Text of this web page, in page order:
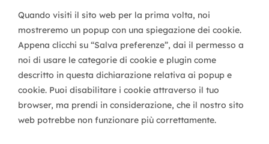
Quando visiti il sito web per la prima volta, noi
mostreremo un popup con una spiegazione dei cookie.
Appena clicchi su “Salva preferenze”, dai il permesso a
noi di usare le categorie di cookie e plugin come
descritto in questa dichiarazione relativa ai popup e
cookie. Puoi disabilitare i cookie attraverso il tuo
browser, ma prendi in considerazione, che il nostro sito
web potrebbe non funzionare più correttamente.